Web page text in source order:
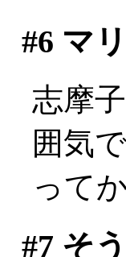
#6 マ
志摩
囲気
って
#7 そ